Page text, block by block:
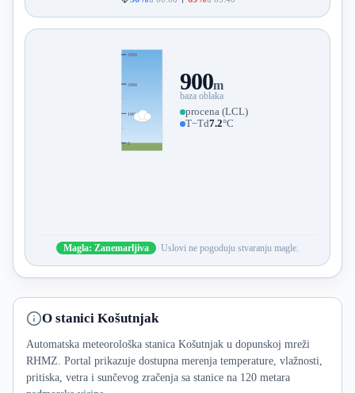
0
1000
2000
3000
900m
baza oblaka
procena (LCL)
T−Td7.2°C
Magla: Zanemarljiva Uslovi ne pogoduju stvaranju magle.
O stanici Košutnjak
Automatska meteorološka stanica Košutnjak u dopunskoj mreži
RHMZ. Portal prikazuje dostupna merenja temperature, vlažnosti,
pritiska, vetra i sunčevog zračenja sa stanice na 120 metara